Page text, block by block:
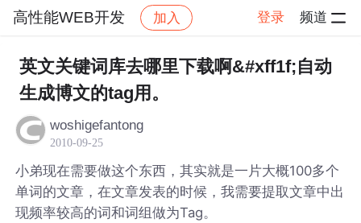
高性能WEB开发 加入 登录 频道
社区 高性能WEB开发 帖子详情
英文关键词库去哪里下载啊&#xff1f;自动
生成博文的tag用。
woshigefantong
2010-09-25
小弟现在需要做这个东西，其实就是一片大概100多个
单词的文章，在文章发表的时候，我需要提取文章中出
现频率较高的词和词组做为Tag。